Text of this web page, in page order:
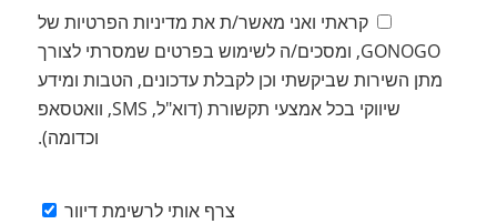
קראתי ואני מאשר/ת את מדיניות הפרטיות של
GONOGO, ומסכים/ה לשימוש בפרטים שמסרתי לצורך
מתן השירות שביקשתי וכן לקבלת עדכונים, הטבות ומידע
שיווקי בכל אמצעי תקשורת (דוא"ל, SMS, וואטסאפ
וכדומה).
צרף אותי לרשימת דיוור